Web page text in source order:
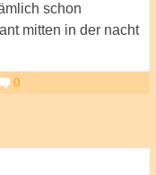
schon
mitten in der nacht
0